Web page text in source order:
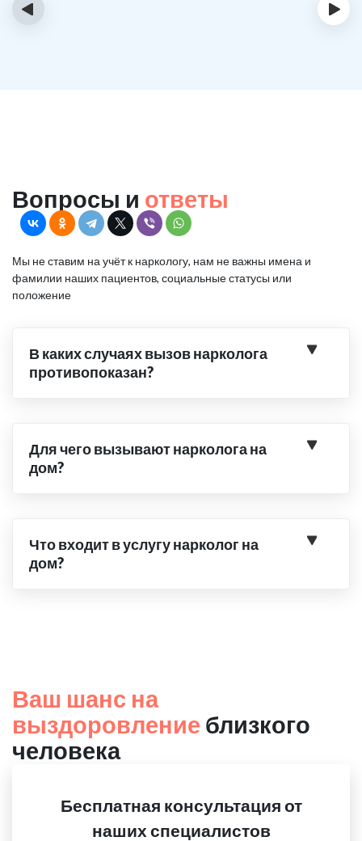
‹ ›
Вопросы и ответы
Мы не ставим на учёт к наркологу, нам не важны имена и
фамилии наших пациентов, социальные статусы или
положение
В каких случаях вызов нарколога
противопоказан?
Для чего вызывают нарколога на
дом?
Что входит в услугу нарколог на
дом?
Ваш шанс на
выздоровление близкого
человека
Бесплатная консультация от
наших специалистов